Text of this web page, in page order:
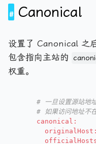
Canonical
设置了 Canonical 之
包含指向主站的
权重。
# 一旦设置源站地
# 如果访问地址不
canonical:
originalHost: